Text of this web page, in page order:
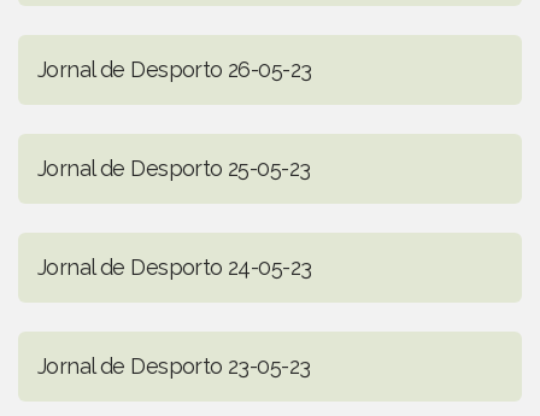
Jornal de Desporto 26-05-23
Jornal de Desporto 25-05-23
Jornal de Desporto 24-05-23
Jornal de Desporto 23-05-23